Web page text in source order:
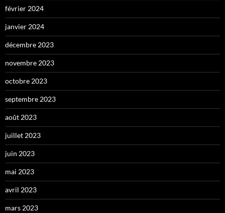
février 2024
janvier 2024
décembre 2023
novembre 2023
octobre 2023
septembre 2023
août 2023
juillet 2023
juin 2023
mai 2023
avril 2023
mars 2023